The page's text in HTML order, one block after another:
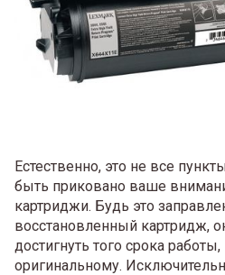
Естественно, это не все
быть приковано ваше
картриджи. Будь это
восстановленный картридж,
достигнуть того срока
оригинальному.